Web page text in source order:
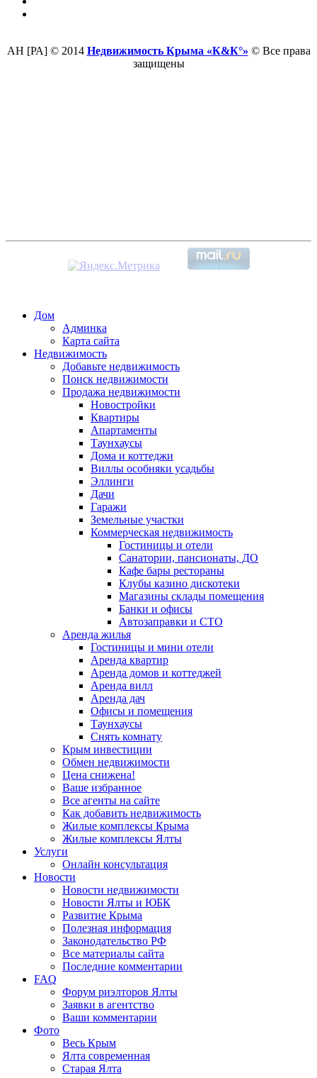
АН [РА] © 2014 Недвижимость Крыма «К&К°» © Все права
защищены
Дом
Админка
Карта сайта
Недвижимость
Добавьте недвижимость
Поиск недвижимости
Продажа недвижимости
Новостройки
Квартиры
Апартаменты
Таунхаусы
Дома и коттеджи
Виллы особняки усадьбы
Эллинги
Дачи
Гаражи
Земельные участки
Коммерческая недвижимость
Гостиницы и отели
Санатории, пансионаты, ДО
Кафе бары рестораны
Клубы казино дискотеки
Магазины склады помещения
Банки и офисы
Автозаправки и СТО
Аренда жилья
Гостиницы и мини отели
Аренда квартир
Аренда домов и коттеджей
Аренда вилл
Аренда дач
Офисы и помещения
Таунхаусы
Снять комнату
Крым инвестиции
Обмен недвижимости
Цена снижена!
Ваше избранное
Все агенты на сайте
Как добавить недвижимость
Жилые комплексы Крыма
Жилые комплексы Ялты
Услуги
Онлайн консультация
Новости
Новости недвижимости
Новости Ялты и ЮБК
Развитие Крыма
Полезная информация
Законодательство РФ
Все материалы сайта
Последние комментарии
FAQ
Форум риэлторов Ялты
Заявки в агентство
Ваши комментарии
Фото
Весь Крым
Ялта современная
Старая Ялта